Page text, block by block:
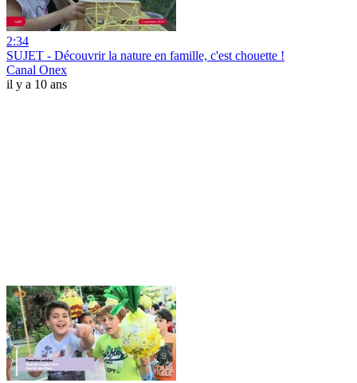
2:34
SUJET - Découvrir la nature en famille, c'est chouette !
Canal Onex
il y a 10 ans